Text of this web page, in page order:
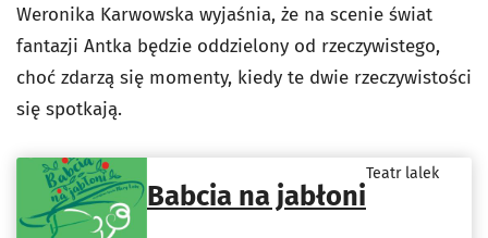
Weronika Karwowska wyjaśnia, że na scenie świat
fantazji Antka będzie oddzielony od rzeczywistego,
choć zdarzą się momenty, kiedy te dwie rzeczywistości
się spotkają.
Babcia na jabłoni
Teatr lalek